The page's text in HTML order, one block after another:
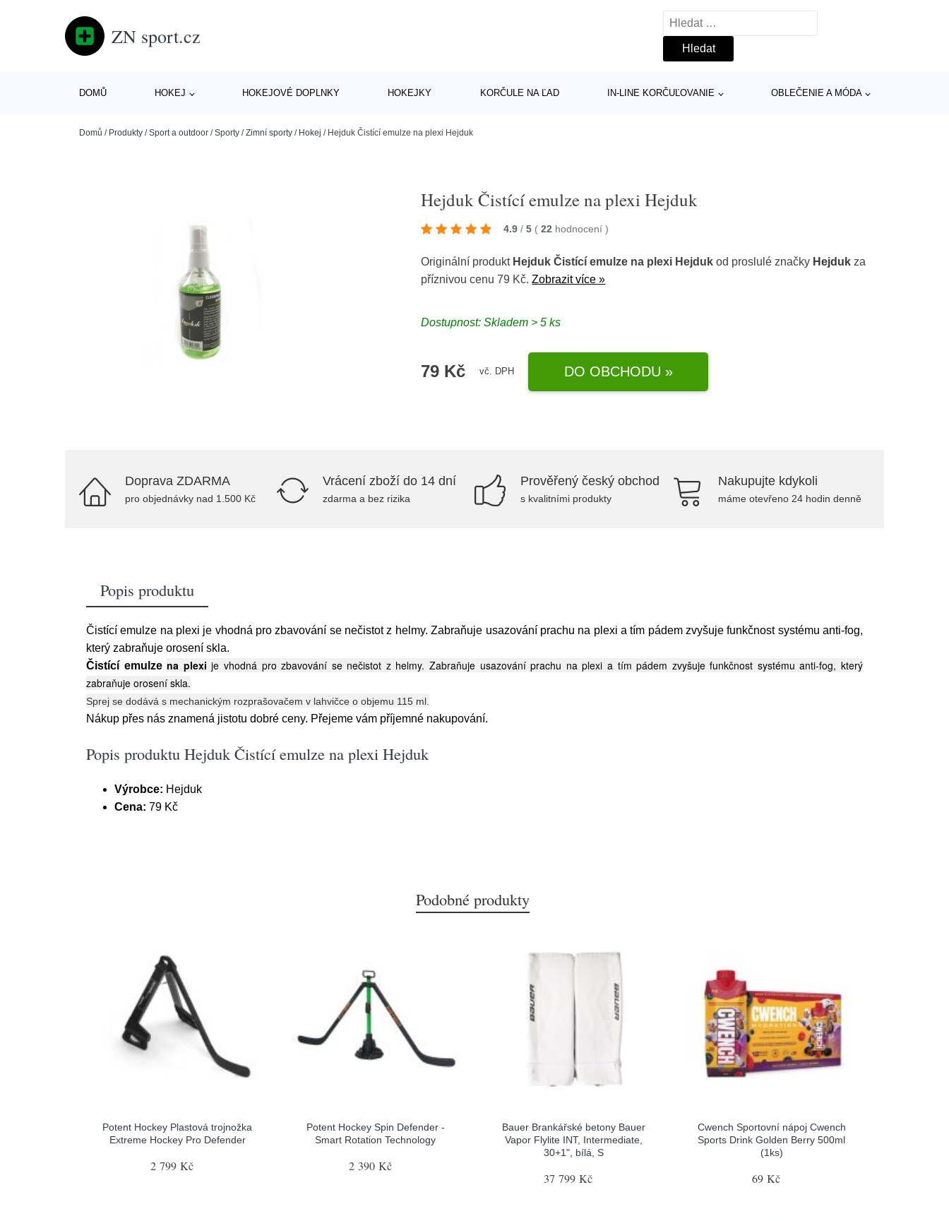
ZN sport.cz
Vyhledávání
DOMŮ HOKEJ HOKEJOVÉ DOPLNKY HOKEJKY KORČULE NA ĽAD IN-LINE KORČUĽOVANIE OBLEČENIE A MÓDA
Domů / Produkty /Sport a outdoor /Sporty /Zimní sporty / Hokej / Hejduk Čistící emulze na plexi Hejduk
Hejduk Čistící emulze na plexi Hejduk
4.9 / 5 ( 22 hodnocení)
Originální produkt Hejduk Čistící emulze na plexi Hejduk od proslulé značky Hejduk za
příznivou cenu 79 Kč.Zobrazit více »
Dostupnost: Skladem > 5 ks
79 Kč vč. DPH DO OBCHODU »
Doprava ZDARMA
pro objednávky nad 1.500 Kč
Vrácení zboží do 14 dní
zdarma a bez rizika
Prověřený český obchod
s kvalitními produkty
Nakupujte kdykoli
máme otevřeno 24 hodin denně
Popis produktu
Čistící emulze na plexi je vhodná pro zbavování se nečistot z helmy. Zabraňuje usazování prachu na plexi a tím pádem zvyšuje funkčnost systému anti-fog,
který zabraňuje orosení skla.
Čistící emulze na plexi je vhodná pro zbavování se nečistot z helmy. Zabraňuje usazování prachu na plexi a tím pádem zvyšuje funkčnost systému anti-fog, který
zabraňuje orosení skla.
Sprej se dodává s mechanickým rozprašovačem v lahvičce o objemu 115 ml.
Nákup přes nás znamená jistotu dobré ceny. Přejeme vám příjemné nakupování.
Popis produktu Hejduk Čistící emulze na plexi Hejduk
Výrobce: Hejduk
Cena: 79 Kč
Podobné produkty
Potent Hockey Plastová trojnožka
Extreme Hockey Pro Defender
2 799 Kč
Potent Hockey Spin Defender -
Smart Rotation Technology
2 390 Kč
Bauer Brankářské betony Bauer
Vapor Flylite INT, Intermediate,
30+1", bílá, S
37 799 Kč
Cwench Sportovní nápoj Cwench
Sports Drink Golden Berry 500ml
(1ks)
69 Kč